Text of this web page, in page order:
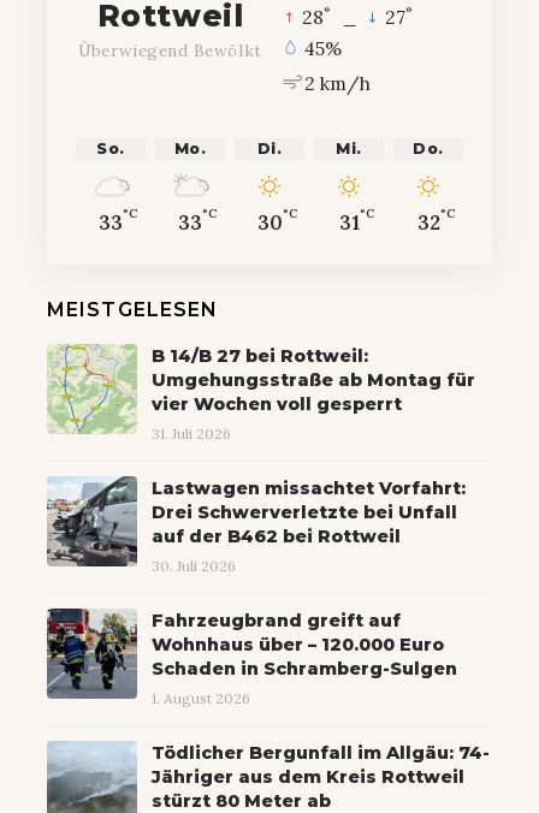
Rottweil
Überwiegend Bewölkt
28° 27°
45%
2 km/h
So.
33°C
Mo.
33°C
Di.
30°C
Mi.
31°C
Do.
32°C
MEISTGELESEN
B 14/B 27 bei Rottweil:
Umgehungsstraße ab Montag für
vier Wochen voll gesperrt
31. Juli 2026
Lastwagen missachtet Vorfahrt:
Drei Schwerverletzte bei Unfall
auf der B462 bei Rottweil
30. Juli 2026
Fahrzeugbrand greift auf
Wohnhaus über – 120.000 Euro
Schaden in Schramberg-Sulgen
1. August 2026
Tödlicher Bergunfall im Allgäu: 74-
Jähriger aus dem Kreis Rottweil
stürzt 80 Meter ab